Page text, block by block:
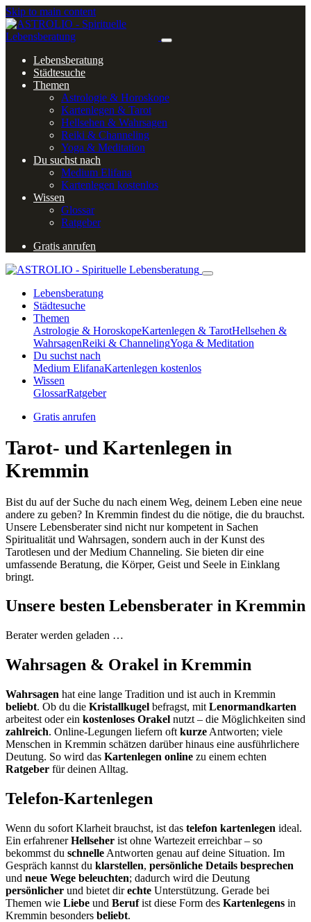
Skip to main content
Lebensberatung
Städtesuche
Themen
Astrologie & Horoskope
Kartenlegen & Tarot
Hellsehen & Wahrsagen
Reiki & Channeling
Yoga & Meditation
Du suchst nach
Medium Elifana
Kartenlegen kostenlos
Wissen
Glossar
Ratgeber
Gratis anrufen
Lebensberatung
Städtesuche
Themen
Astrologie & HoroskopeKartenlegen & TarotHellsehen &
WahrsagenReiki & ChannelingYoga & Meditation
Du suchst nach
Medium ElifanaKartenlegen kostenlos
Wissen
GlossarRatgeber
Gratis anrufen
Tarot- und Kartenlegen in
Kremmin
Bist du auf der Suche du nach einem Weg, deinem Leben eine neue
andere zu geben? In Kremmin findest du die nötige, die du brauchst.
Unsere Lebensberater sind nicht nur kompetent in Sachen
Spiritualität und Wahrsagen, sondern auch in der Kunst des
Tarotlesen und der Medium Channeling. Sie bieten dir eine
umfassende Beratung, die Körper, Geist und Seele in Einklang
bringt.
Unsere besten Lebensberater in Kremmin
Berater werden geladen …
Wahrsagen & Orakel in Kremmin
Wahrsagen hat eine lange Tradition und ist auch in Kremmin
beliebt. Ob du die Kristallkugel befragst, mit Lenormandkarten
arbeitest oder ein kostenloses Orakel nutzt – die Möglichkeiten sind
zahlreich. Online-Legungen liefern oft kurze Antworten; viele
Menschen in Kremmin schätzen darüber hinaus eine ausführlichere
Deutung. So wird das Kartenlegen online zu einem echten
Ratgeber für deinen Alltag.
Telefon-Kartenlegen
Wenn du sofort Klarheit brauchst, ist das telefon kartenlegen ideal.
Ein erfahrenerHellseher ist ohne Wartezeit erreichbar – so
bekommst du schnelle Antworten genau auf deine Situation. Im
Gespräch kannst du klarstellen, persönliche Details besprechen
und neue Wege beleuchten; dadurch wird die Deutung
persönlicher und bietet direchte Unterstützung. Gerade bei
Themen wie Liebe und Berufist diese Form des Kartenlegens in
Kremmin besonders beliebt.